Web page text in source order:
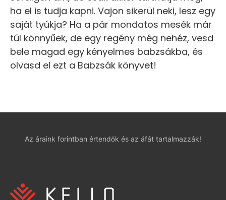
ha el is tudja kapni. Vajon sikerül neki, lesz egy
saját tyúkja? Ha a pár mondatos mesék már
túl könnyűek, de egy regény még nehéz, vesd
bele magad egy kényelmes babzsákba, és
olvasd el ezt a Babzsák könyvet!
Az áraink forintban értendők és az áfát tartalmazzák!